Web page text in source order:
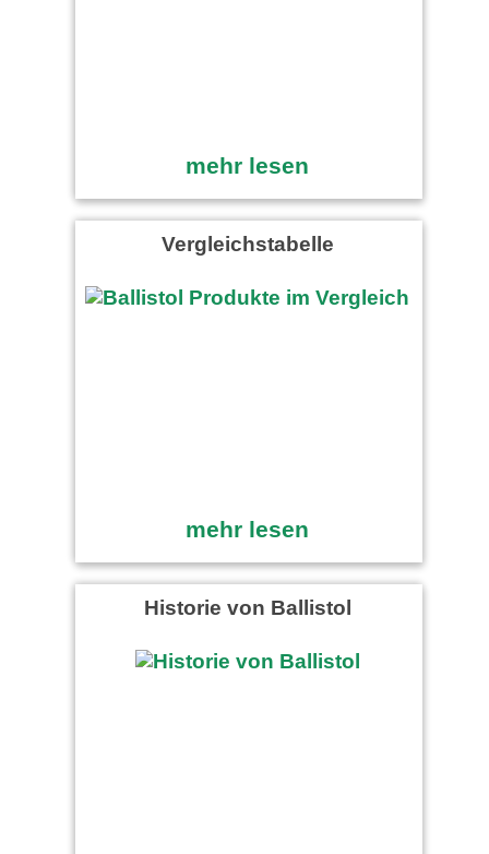
mehr lesen
Vergleichstabelle
mehr lesen
Historie von Ballistol